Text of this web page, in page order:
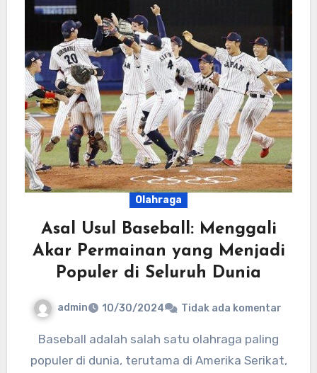
Olahraga
Asal Usul Baseball: Menggali
Akar Permainan yang Menjadi
Populer di Seluruh Dunia
admin 10/30/2024 Tidak ada komentar
Baseball adalah salah satu olahraga paling
populer di dunia, terutama di Amerika Serikat,